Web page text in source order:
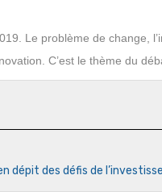
Le problème de change,
C’est le thème du
dépit des défis de